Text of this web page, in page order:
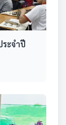
ระจำปี